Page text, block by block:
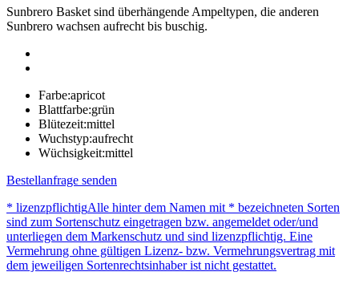
Sunbrero Basket sind überhängende Ampeltypen, die anderen
Sunbrero wachsen aufrecht bis buschig.
Farbe:apricot
Blattfarbe:grün
Blütezeit:mittel
Wuchstyp:aufrecht
Wüchsigkeit:mittel
Bestellanfrage senden
* lizenzpflichtigAlle hinter dem Namen mit * bezeichneten Sorten
sind zum Sortenschutz eingetragen bzw. angemeldet oder/und
unterliegen dem Markenschutz und sind lizenzpflichtig. Eine
Vermehrung ohne gültigen Lizenz- bzw. Vermehrungsvertrag mit
dem jeweiligen Sortenrechtsinhaber ist nicht gestattet.